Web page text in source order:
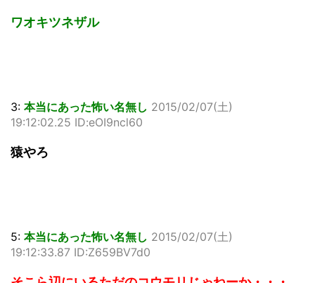
ワオキツネザル
3: 本当にあった怖い名無し 2015/02/07(土)
19:12:02.25 ID:eOI9ncl60
猿やろ
5: 本当にあった怖い名無し 2015/02/07(土)
19:12:33.87 ID:Z659BV7d0